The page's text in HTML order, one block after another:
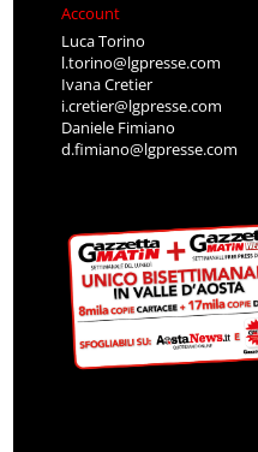
Account
Luca Torino
l.torino@lgpresse.com
Ivana Cretier
i.cretier@lgpresse.com
Daniele Fimiano
d.fimiano@lgpresse.com